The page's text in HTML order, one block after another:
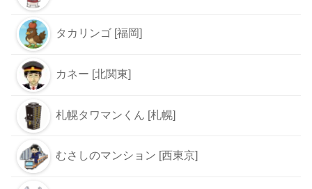
タカリンゴ [福岡]
カネー [北関東]
札幌タワマンくん [札幌]
むさしのマンション [西東京]